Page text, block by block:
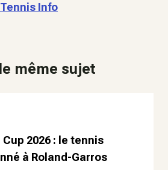
Info
même sujet
2026 : le tennis
à Roland-Garros